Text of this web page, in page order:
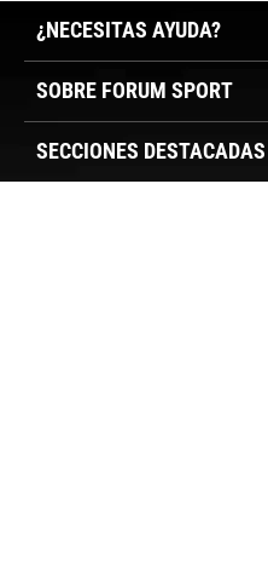
¿NECESITAS AYUDA?
SOBRE FORUM SPORT
SECCIONES DESTACADAS